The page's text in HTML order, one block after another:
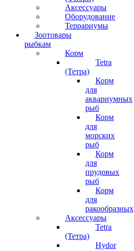
Аксессуары
Оборудование
Террариумы
Зоотовары
рыбкам
Корм
Tetra
(Тетра)
Корм
для
аквариумных
рыб
Корм
для
морских
рыб
Корм
для
прудовых
рыб
Корм
для
ракообразных
Аксессуары
Tetra
(Тетра)
Hydor